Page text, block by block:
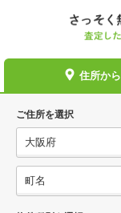
住所から
ご住所を選択